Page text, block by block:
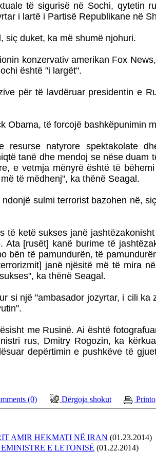
të sigurisë në Sochi, qytetin
i lartë i Partisë Republikane në
siç duket, ka më shumë njohuri.
konzervativ amerikan Fox
është "i largët".
për të lavdëruar presidentin e
Obama, të forcojë bashkëpunimin
natyrore spektakolate
tanë dhe mendoj se nëse duam
e vetmja mënyrë është të
të mëdhenj", ka thënë Seagal.
sulmi terrorist bazohen në,
të ketë sukses janë
[rusët] kanë burime të
bën të pamundurën, të
janë njësitë më të mira
ka thënë Seagal.
si një "ambasador jozyrtar, i cili ka
me Rusinë. Ai është
rus, Dmitry Rogozin, ka
depërtimin e pushkëve të
(0) Dërgoja shokut Printo
AMIR HEKMATI NË IRAN (01.23.2014)
E LETONISË (01.22.2014)